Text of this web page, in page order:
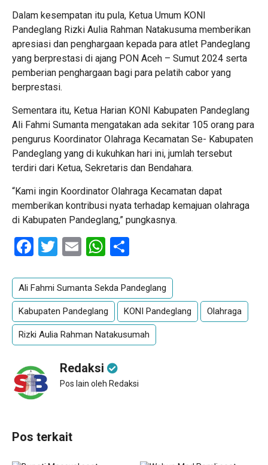
Dalam kesempatan itu pula, Ketua Umum KONI
Pandeglang Rizki Aulia Rahman Natakusuma memberikan
apresiasi dan penghargaan kepada para atlet Pandeglang
yang berprestasi di ajang PON Aceh – Sumut 2024 serta
pemberian penghargaan bagi para pelatih cabor yang
berprestasi.
Sementara itu, Ketua Harian KONI Kabupaten Pandeglang
Ali Fahmi Sumanta mengatakan ada sekitar 105 orang para
pengurus Koordinator Olahraga Kecamatan Se- Kabupaten
Pandeglang yang di kukuhkan hari ini, jumlah tersebut
terdiri dari Ketua, Sekretaris dan Bendahara.
“Kami ingin Koordinator Olahraga Kecamatan dapat
memberikan kontribusi nyata terhadap kemajuan olahraga
di Kabupaten Pandeglang,” pungkasnya.
Facebook
Twitter
EmailWhatsApp
Ali Fahmi Sumanta Sekda Pandeglang
Kabupaten Pandeglang KONI Pandeglang Olahraga
Rizki Aulia Rahman Natakusumah
Redaksi
Pos lain oleh Redaksi
Pos terkait